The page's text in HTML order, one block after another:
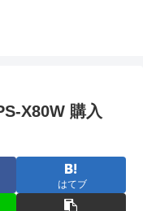
X80W 購入
はてブ